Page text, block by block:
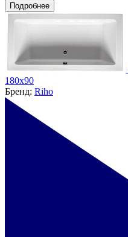
Подробнее
180x90
Бренд: Riho